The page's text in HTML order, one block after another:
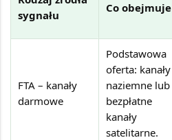
sygnału
Co obejmuje
FTA – kanały
darmowe
Podstawowa
oferta: kanały
naziemne lub
bezpłatne
kanały
satelitarne.